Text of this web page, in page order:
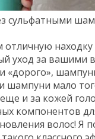
сульфатными
отличную
уход за вашими
«дорого»,
шампуни мало
и за кожей
компонентов
волос! Я